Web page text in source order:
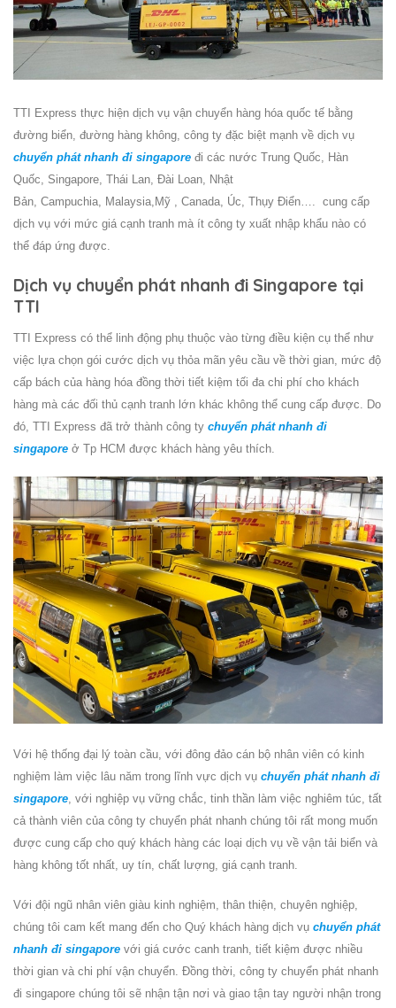
TTI Express thực hiện dịch vụ vận chuyển hàng hóa quốc tế bằng
đường biển, đường hàng không, công ty đặc biệt mạnh về dịch vụ
chuyển phát nhanh đi singapore đi các nước Trung Quốc, Hàn
Quốc, Singapore, Thái Lan, Đài Loan, Nhật
Bản, Campuchia, Malaysia,Mỹ , Canada, Úc, Thụy Điển…. cung cấp
dịch vụ với mức giá cạnh tranh mà ít công ty xuất nhập khẩu nào có
thể đáp ứng được.
Dịch vụ chuyển phát nhanh đi Singapore tại
TTI
TTI Express có thể linh động phụ thuộc vào từng điều kiện cụ thể như
việc lựa chọn gói cước dịch vụ thỏa mãn yêu cầu về thời gian, mức độ
cấp bách của hàng hóa đồng thời tiết kiệm tối đa chi phí cho khách
hàng mà các đối thủ cạnh tranh lớn khác không thể cung cấp được. Do
đó, TTI Express đã trở thành công ty chuyển phát nhanh đi
singapore ở Tp HCM được khách hàng yêu thích.
Với hệ thống đại lý toàn cầu, với đông đảo cán bộ nhân viên có kinh
nghiệm làm việc lâu năm trong lĩnh vực dịch vụ chuyển phát nhanh đi
singapore , với nghiệp vụ vững chắc, tinh thần làm việc nghiêm túc, tất
cả thành viên của công ty chuyển phát nhanh chúng tôi rất mong muốn
được cung cấp cho quý khách hàng các loại dịch vụ về vận tải biển và
hàng không tốt nhất, uy tín, chất lượng, giá cạnh tranh.
Với đội ngũ nhân viên giàu kinh nghiệm, thân thiện, chuyên nghiệp,
chúng tôi cam kết mang đến cho Quý khách hàng dịch vụ chuyển phát
nhanh đi singapore với giá cước canh tranh, tiết kiệm được nhiều
thời gian và chi phí vận chuyển. Đồng thời, công ty chuyển phát nhanh
đi singapore chúng tôi sẽ nhận tận nơi và giao tận tay người nhận trong